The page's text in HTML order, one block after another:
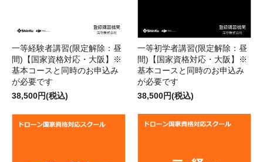
一等経験者講習(限定解除：昼
間)【国家資格対応・大阪】※
基本コースと同時のお申込み
が必要です
38,500円(税込)
一等初学者講習(限定解除：昼
間)【国家資格対応・大阪】※
基本コースと同時のお申込み
が必要です
38,500円(税込)